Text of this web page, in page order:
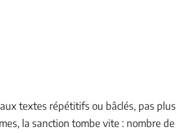
textes répétitifs ou bâclés, pas plus
la sanction tombe vite : nombre de